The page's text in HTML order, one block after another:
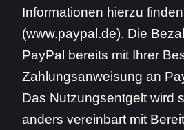
Informationen hierzu
(www.paypal.de). Die
PayPal bereits mit Ihrer
Zahlungsanweisung an
Das Nutzungsentgelt wird
anders vereinbart mit